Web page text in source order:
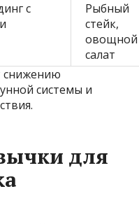
с
Рыбный
стейк,
овощной
салат
снижению
системы и
для